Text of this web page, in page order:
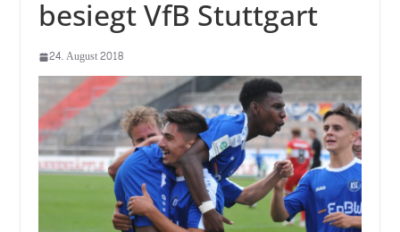
besiegt VfB Stuttgart
24. August 2018